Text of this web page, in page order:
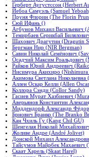
Герберт Аугустссон (Herbert
Йебоа Самуэль (Samuel
Пруня Флорин (The Florin
Сюй Ифань ()
Агбунов Михаил Васильевич
Темирбаев Серикбай
Шахович Драгутин (Dragutin
Бергман Нир (NIR Bergman)
Савин Николай Семёнович
Осадчий Максим Роальдович
Райков Юрий Андреевич
Нисимура Акихиро
Акимова Светлана
Аллен Оскар Келли (Allen
Коллора Сэнди (Collor Sandy)
Гасиев Мурат Хазбиевич
Аверьянов Константин
Миддендорф Александр
Брнович Бранко (The Branko
Кан Чхиль Гу (Kang Chil GU)
Шенгелая Николай
Жоливе Андре (André Jolivet)
Донской Михаил
Тайсумов Майрбек Махаевич
Скаат Харель (Skaat Harel)